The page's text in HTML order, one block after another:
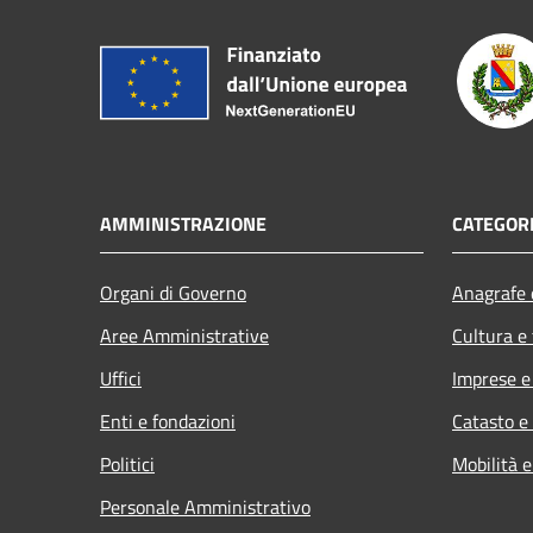
AMMINISTRAZIONE
Organi di Governo
Aree Amministrative
Uffici
Enti e fondazioni
Politici
Personale Amministrativo
Cultura
Imprese
Catasto
Mobilità